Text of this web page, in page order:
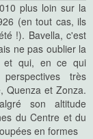
plus loin sur la
(en tout cas, ils
!). Bavella, c'est
ne pas oublier la
et qui, en ce qui
très
Quenza et Zonza.
son altitude
du Centre et du
en formes